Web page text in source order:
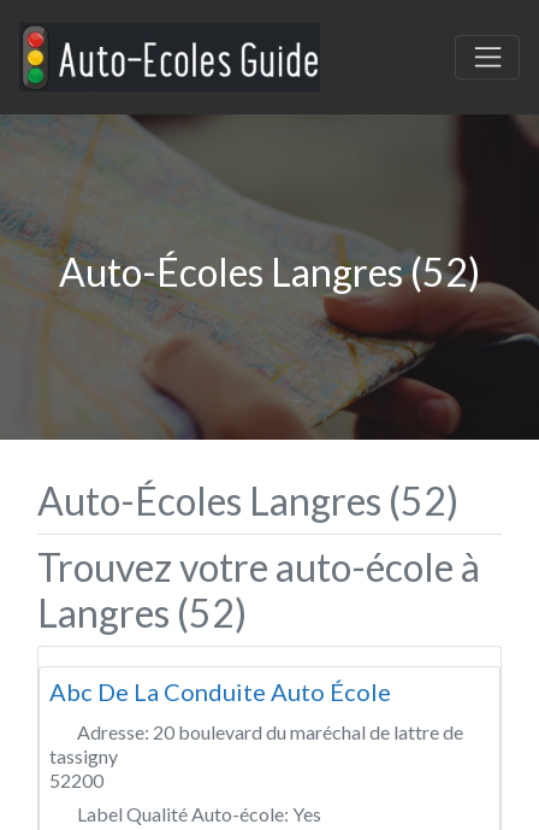
Auto-Écoles Langres (52)
Auto-Écoles Langres (52)
Trouvez votre auto-école à
Langres (52)
Abc De La Conduite Auto École
Adresse: 20 boulevard du maréchal de lattre de
tassigny
52200
Label Qualité Auto-école: Yes